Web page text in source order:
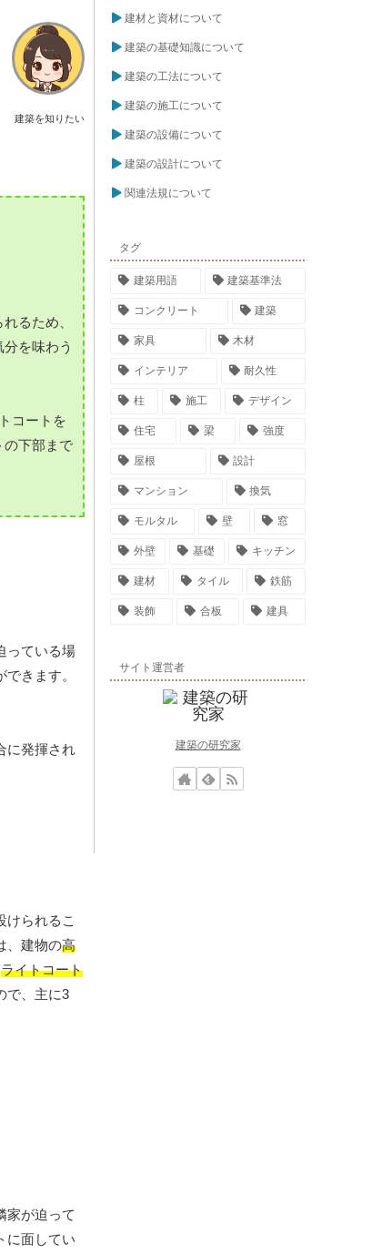
建築を知りたい
るため、
を味わう
コートを
の下部まで
っている場
きます。
に発揮され
けられるこ
、建物の高
ライトコート
で、主に3
家が迫って
に面してい
建材と資材について
建築の基礎知識について
建築の工法について
建築の施工について
建築の設備について
建築の設計について
関連法規について
タグ
建築用語 建築基準法
コンクリート 建築
家具 木材
インテリア 耐久性
柱 施工 デザイン
住宅 梁 強度
屋根 設計
マンション 換気
モルタル 壁 窓
外壁 基礎 キッチン
建材 タイル 鉄筋
装飾 合板 建具
サイト運営者
建築の研究家